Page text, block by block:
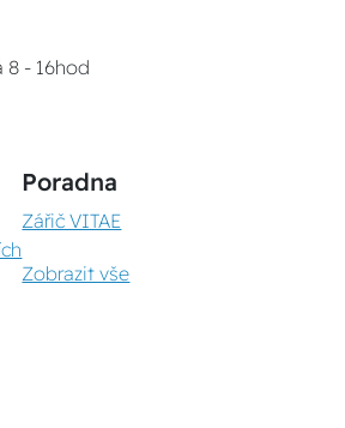
8 - 16hod
Poradna
Zářič VITAE
Zobrazit vše